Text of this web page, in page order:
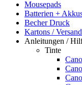
Mousepads
Batterien +
Becher Druck
Kartons /
Anleitungen /
Tinte